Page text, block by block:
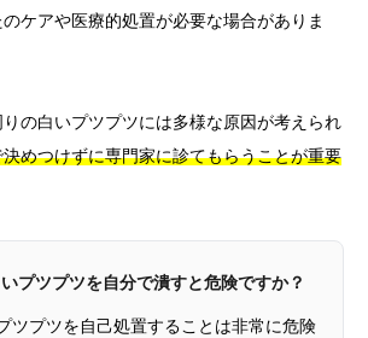
ケアや医療的処置が必要な場合がありま
の白いプツプツには多様な原因が考えられ
めつけずに専門家に診てもらうことが重要
プツプツを自分で潰すと危険ですか？
ツプツを自己処置することは非常に危険